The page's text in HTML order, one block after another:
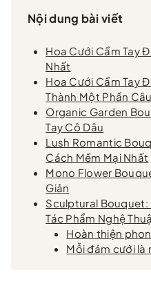
Nội dung bài viết
Hoa Cưới Cầm Tay
Nhất
Hoa Cưới Cầm Tay
Thành Một Phần
Organic Garden
Tay Cô Dâu
Lush Romantic
Cách Mềm Mại Nhất
Mono Flower
Giản
Sculptural Bouquet:
Tác Phẩm Nghệ
Hoàn thiện
Mỗi đám cưới là